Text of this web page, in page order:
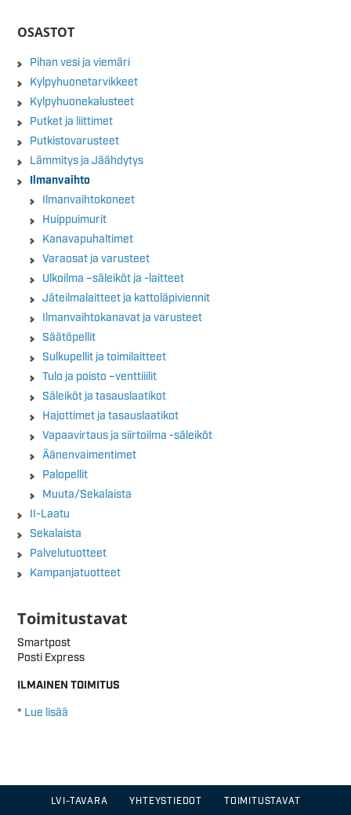
OSASTOT
Pihan vesi ja viemäri
Kylpyhuonetarvikkeet
Kylpyhuonekalusteet
Putket ja liittimet
Putkistovarusteet
Lämmitys ja Jäähdytys
Ilmanvaihto
Ilmanvaihtokoneet
Huippuimurit
Kanavapuhaltimet
Varaosat ja varusteet
Ulkoilma –säleiköt ja -laitteet
Jäteilmalaitteet ja kattoläpiviennit
Ilmanvaihtokanavat ja varusteet
Säätöpellit
Sulkupellit ja toimilaitteet
Tulo ja poisto –venttiiilit
Säleiköt ja tasauslaatikot
Hajottimet ja tasauslaatikot
Vapaavirtaus ja siirtoilma -säleiköt
Äänenvaimentimet
Palopellit
Muuta/Sekalaista
II-Laatu
Sekalaista
Palvelutuotteet
Kampanjatuotteet
Toimitustavat
Smartpost
Posti Express
ILMAINEN TOIMITUS
* Lue lisää
LVI-TAVARA YHTEYSTIEDOT TOIMITUSTAVAT